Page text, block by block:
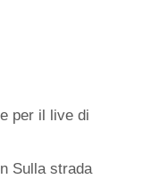
per il live di
Sulla strada